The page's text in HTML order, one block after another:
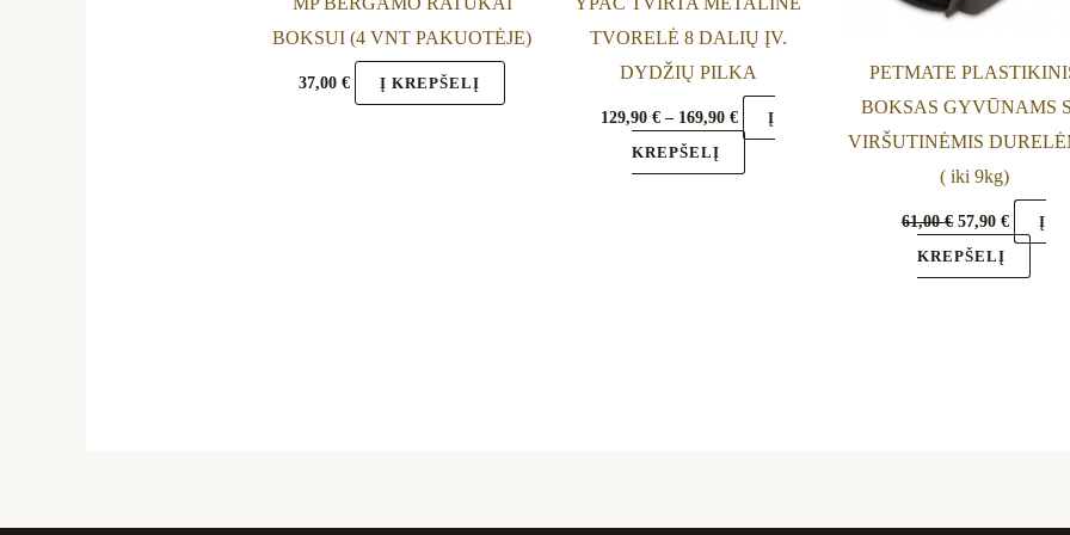
BOKSUI (4 VNT PAKUOTĖJE)
37,00€ Į KREPŠELĮ
chosen
on
the
TVORELĖ 8 DALIŲ ĮV.
DYDŽIŲ PILKA
129,90€ – 169,90€
Į
KREPŠELĮ
chosen
on
the
product
page
PETMATE
BOKSAS GYVŪNAMS
VIRŠUTINĖMIS
( iki 9kg)
61,00€ 57,90€
Į
KREPŠELĮ